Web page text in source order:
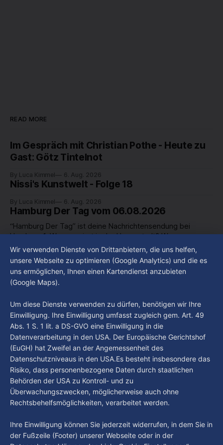
READ MORE
Im Gespräch mit Christian Pothe - Heute zu
Gast: Götz Tintelnot
By Luca Kimmel 6. Aug. 2026
Nissi's Kunstwelt - Folge 18
By Luca Kimmel 6. Aug. 2026
Hamburg Der Tag vom 06.08.2026
“Hamburg Der Tag” ist deine Nachrichtensendung bei
Hamburg 1. Was passiert in der Hansestadt? Was
beschäftigt die Hamburgerinnen und Hamburger? Was steht
in unserer Stadt an? Fragen, die von Montag bis Freitag LIVE
um 18 Uhr beantwortet werden - auf YouTube und im TV.
By Luca Kimmel 6. Aug. 2026
Hamburg Der Tag vom 05.08.2026
“Hamburg Der Tag” ist deine Nachrichtensendung bei
Hamburg 1. Was passiert in der Hansestadt? Was
in unserer Stadt an? Fragen, die von Montag bis Freitag LIVE
um 18 Uhr beantwortet werden - auf YouTube und im TV.
By Luca Kimmel 5. Aug. 2026
Wir verwenden Dienste von Drittanbietern, die uns helfen,
unsere Webseite zu optimieren (Google Analytics) und die es
uns ermöglichen, Ihnen einen Kartendienst anzubieten
(Google Maps).
Um diese Dienste verwenden zu dürfen, benötigen wir Ihre
Einwilligung. Ihre Einwilligung umfasst zugleich gem. Art. 49
Abs. 1 S. 1 lit. a DS-GVO eine Einwilligung in die
Datenverarbeitung in den USA. Der Europäische Gerichtshof
(EuGH) hat Zweifel an der Angemessenheit des
Datenschutzniveaus in den USA.Es besteht insbesondere das
Risiko, dass personenbezogene Daten durch staatlichen
Behörden der USA zu Kontroll- und zu
Überwachungszwecken, möglicherweise auch ohne
Rechtsbehelfsmöglichkeiten, verarbeitet werden.
Ihre Einwilligung können Sie jederzeit widerrufen, in dem Sie in
der Fußzeile (Footer) unserer Webseite oder in der